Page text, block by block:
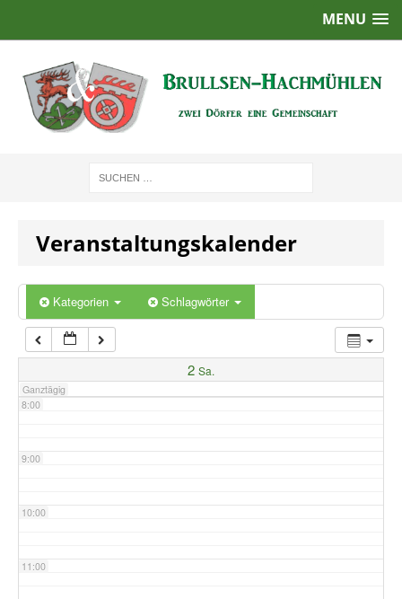
MENU
Veranstaltungskalender
Kategorien Schlagwörter
2 Sa.
Ganztägig
2:00
5:00
7:00
8:00
9:00
10:00
11:00